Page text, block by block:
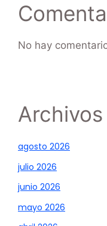
No hay
Archivos
agosto 2026
julio 2026
junio 2026
mayo 2026